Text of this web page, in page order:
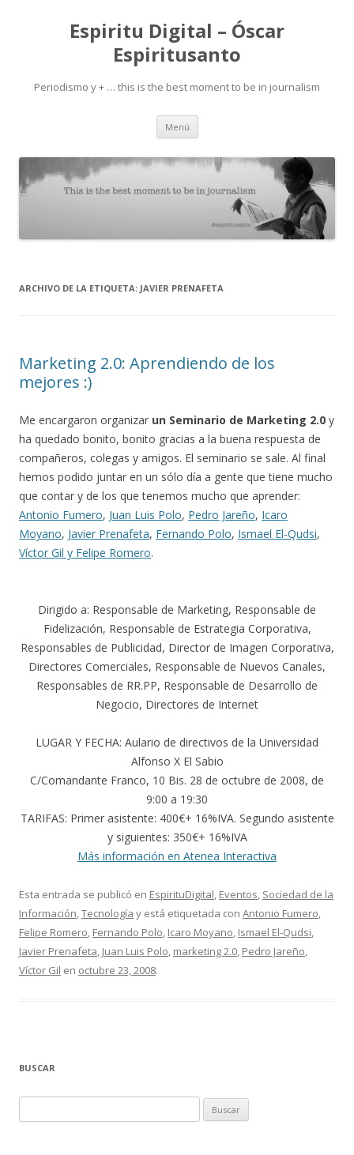
Espiritu Digital – Óscar
Espiritusanto
Periodismo y + … this is the best moment to be in journalism
Menú Ir
contenido
ARCHIVO DE LA ETIQUETA: JAVIER PRENAFETA
Marketing 2.0: Aprendiendo de los
mejores :)
Me encargaron organizar un Seminario de Marketing 2.0 y
ha quedado bonito, bonito gracias a la buena respuesta de
compañeros, colegas y amigos. El seminario se sale. Al final
hemos podido juntar en un sólo día a gente que tiene mucho
que contar y de los que tenemos mucho que aprender:
Antonio Fumero, Juan Luis Polo, Pedro Jareño, Icaro
Moyano, Javier Prenafeta, Fernando Polo, Ismael El-Qudsi,
Víctor Gil y Felipe Romero.
Dirigido a: Responsable de Marketing, Responsable de
Fidelización, Responsable de Estrategia Corporativa,
Responsables de Publicidad, Director de Imagen Corporativa,
Directores Comerciales, Responsable de Nuevos Canales,
Responsables de RR.PP, Responsable de Desarrollo de
Negocio, Directores de Internet
LUGAR Y FECHA: Aulario de directivos de la Universidad
Alfonso X El Sabio
C/Comandante Franco, 10 Bis. 28 de octubre de 2008, de
9:00 a 19:30
TARIFAS: Primer asistente: 400€+ 16%IVA. Segundo asistente
y siguientes: 350€+ 16%IVA
Más información en Atenea Interactiva
Esta entrada se publicó en EspirituDigital, Eventos, Sociedad de la
Información,Tecnología y está etiquetada con Antonio Fumero,
Felipe Romero, Fernando Polo, Icaro Moyano, Ismael El-Qudsi,
Javier Prenafeta, Juan Luis Polo, marketing 2.0, Pedro Jareño,
Víctor Gil en octubre 23, 2008.
BUSCAR